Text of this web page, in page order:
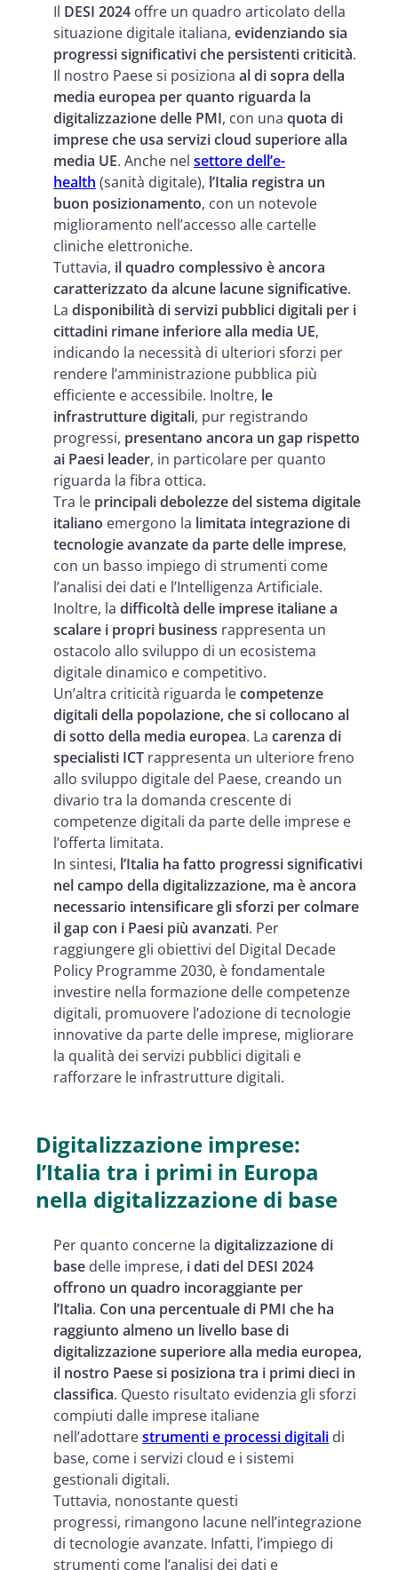
Il DESI 2024 offre un quadro articolato della
situazione digitale italiana, evidenziando sia
progressi significativi che persistenti criticità.
Il nostro Paese si posiziona al di sopra della
media europea per quanto riguarda la
digitalizzazione delle PMI, con una quota di
imprese che usa servizi cloud superiore alla
media UE. Anche nel settore dell’e-
health (sanità digitale), l’Italia registra un
buon posizionamento, con un notevole
miglioramento nell’accesso alle cartelle
cliniche elettroniche.
Tuttavia, il quadro complessivo è ancora
caratterizzato da alcune lacune significative.
La disponibilità di servizi pubblici digitali per i
cittadini rimane inferiore alla media UE,
indicando la necessità di ulteriori sforzi per
rendere l’amministrazione pubblica più
efficiente e accessibile. Inoltre, le
infrastrutture digitali, pur registrando
progressi, presentano ancora un gap rispetto
ai Paesi leader, in particolare per quanto
riguarda la fibra ottica.
Tra le principali debolezze del sistema digitale
italiano emergono la limitata integrazione di
tecnologie avanzate da parte delle imprese,
con un basso impiego di strumenti come
l’analisi dei dati e l’Intelligenza Artificiale.
Inoltre, la difficoltà delle imprese italiane a
scalare i propri business rappresenta un
ostacolo allo sviluppo di un ecosistema
digitale dinamico e competitivo.
Un’altra criticità riguarda lecompetenze
digitali della popolazione, che si collocano al
di sotto della media europea. La carenza di
specialisti ICT rappresenta un ulteriore freno
allo sviluppo digitale del Paese, creando un
divario tra la domanda crescente di
competenze digitali da parte delle imprese e
l’offerta limitata.
In sintesi, l’Italia ha fatto progressi significativi
nel campo della digitalizzazione, ma è ancora
necessario intensificare gli sforzi per colmare
il gap con i Paesi più avanzati. Per
raggiungere gli obiettivi del Digital Decade
Policy Programme 2030, è fondamentale
investire nella formazione delle competenze
digitali, promuovere l’adozione di tecnologie
innovative da parte delle imprese, migliorare
la qualità dei servizi pubblici digitali e
rafforzare le infrastrutture digitali.
Digitalizzazione imprese:
l’Italia tra i primi in Europa
nella digitalizzazione di base
Per quanto concerne la digitalizzazionedi
base delle imprese, i dati del DESI 2024
offrono un quadro incoraggiante per
l’Italia. Con una percentuale di PMI che ha
raggiunto almeno un livello base di
digitalizzazione superiore alla media europea,
il nostro Paese si posiziona tra i primi dieci in
classifica. Questo risultato evidenzia gli sforzi
compiuti dalle imprese italiane
nell’adottarestrumenti e processi digitali di
base, come i servizi cloud e i sistemi
gestionali digitali.
Tuttavia, nonostante questi
progressi, rimangono lacune nell’integrazione
di tecnologie avanzate. Infatti, l’impiego di
strumenti come l’analisi dei dati e